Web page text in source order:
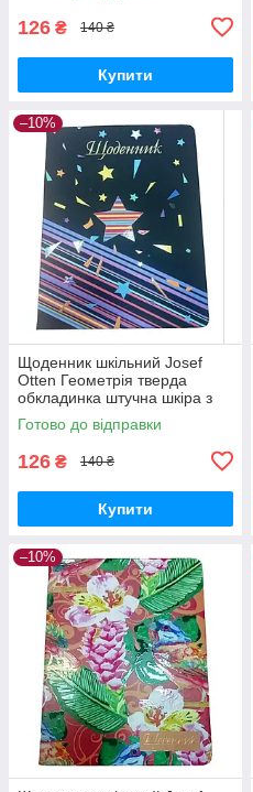
126 ₴ 140 ₴
Купити
–10%
Щоденник шкільний Josef
Otten Геометрія тверда
обкладинка штучна шкіра з
УФ лаком (2020-23D)
Готово до відправки
126 ₴ 140 ₴
Купити
–10%